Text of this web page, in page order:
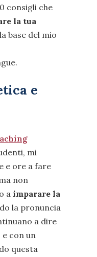
consigli che
la tua
base del mio
e
mi
e ore a fare
non
a imparare la
la pronuncia
a dire
con un
questa